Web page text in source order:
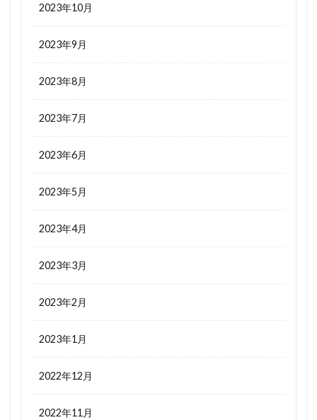
2023年10月
2023年9月
2023年8月
2023年7月
2023年6月
2023年5月
2023年4月
2023年3月
2023年2月
2023年1月
2022年12月
2022年11月